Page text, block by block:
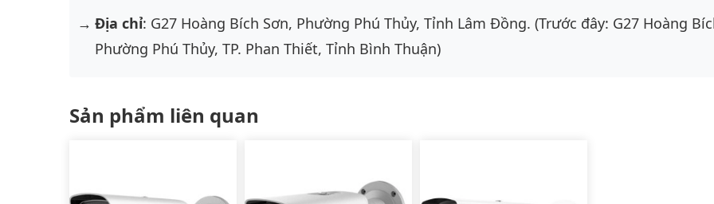
Địa chỉ: G27 Hoàng Bích Sơn, Phường Phú Thủy, Tỉnh Lâm Đồng. (Trước đây: G27 Hoàng
Phường Phú Thủy, TP. Phan Thiết, Tỉnh Bình Thuận)
Sản phẩm liên quan